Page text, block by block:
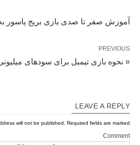
آموزش صفر تا صدی بازی بریج پاسور
PREVIOUS
« نحوه بازی تیمبل برای سودهای
LEAVE A REPLY
will not be published. Required fields are marked
Comment